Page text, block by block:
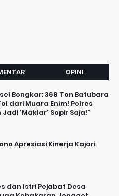
OPINI
Bongkar: 368 Ton Batubara
dari Muara Enim! Polres
Jadi 'Maklar' Sopir Saja!"
Apresiasi Kinerja Kajari
dan Istri Pejabat Desa